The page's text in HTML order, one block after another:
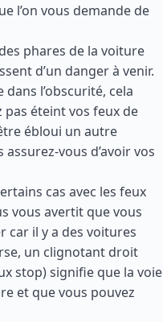
l’on vous demande de
phares de la voiture
d’un danger à venir.
l’obscurité, cela
pas éteint vos feux de
ébloui un autre
vous d’avoir vos
cas avec les feux
vous avertit que vous
car il y a des voitures
un clignotant droit
stop) signifie que la voie
et que vous pouvez